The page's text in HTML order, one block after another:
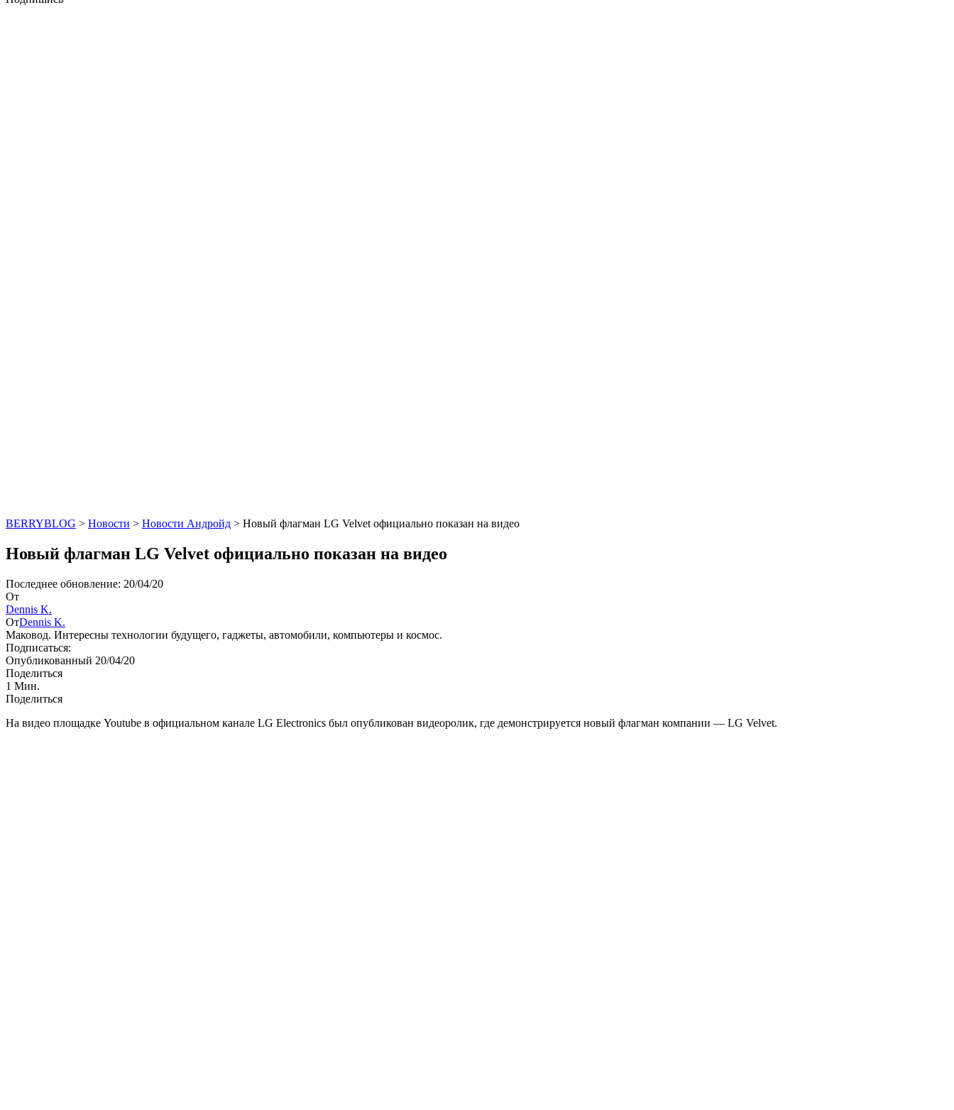
BERRYBLOG > Новости > Новости Андройд > Новый флагман LG Velvet официально показан на видео
Новый флагман LG Velvet официально показан на видео
Последнее обновление: 20/04/20
От
Dennis K.
ОтDennis K.
Маковод. Интересны технологии будущего, гаджеты, автомобили, компьютеры и космос.
Подписаться:
Опубликованный 20/04/20
Поделиться
1 Мин.
Поделиться
На видео площадке Youtube в официальном канале LG Electronics был опубликован видеоролик, где демонстрируется новый флагман компании — LG Velvet.